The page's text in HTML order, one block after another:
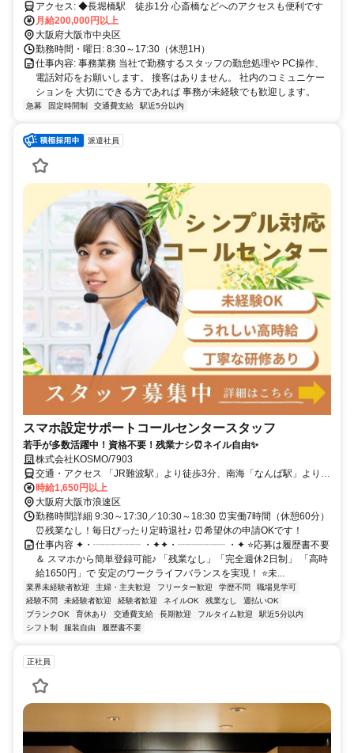
アクセス: ◆長堀橋駅 徒歩1分 心斎橋などへのアクセスも便利です
月給200,000円以上
大阪府大阪市中央区
勤務時間・曜日: 8:30～17:30（休憩1H）
仕事内容: 事務業務 当社で勤務するスタッフの勤怠処理や PC操作、
電話対応をお願いします。 接客はありません。 社内のコミュニケー
ションを 大切にできる方であれば 事務が未経験でも歓迎します。
急募 固定時間制 交通費支給 駅近5分以内
派遣社員
スマホ設定サポートコールセンタースタッフ
若手が多数活躍中！資格不要！残業ナシ⏰ネイル自由✨
株式会社KOSMO/7903
交通・アクセス 「JR難波駅」より徒歩3分、南海「なんば駅」より徒
歩4分、阪神・近鉄「大阪難波駅」より徒歩6分
時給1,650円以上
大阪府大阪市浪速区
勤務時間詳細 9:30～17:30／10:30～18:30 ⏰実働7時間（休憩60分）
⏰残業なし！毎日ぴったり定時退社♪ ⏰希望休の申請OKです！
仕事内容 ✦・┈┈┈┈┈ ・✦✦・┈┈┈┈┈ ・✦ ⭐応募は履歴書不要
＆ スマホから簡単登録可能♪ 「残業なし」「完全週休2日制」 「高時
給1650円」で 安定のワークライフバランスを実現！ ⭐未...
業界未経験者歓迎 主婦・主夫歓迎 フリーター歓迎 学歴不問
職場見学可
経験不問
未経験者歓迎 経験者歓迎 ネイルOK 残業なし
週払いOK
ブランクOK
育休あり 交通費支給 長期歓迎 フルタイム歓迎
駅近5分以内
シフト制
服装自由 履歴書不要
正社員